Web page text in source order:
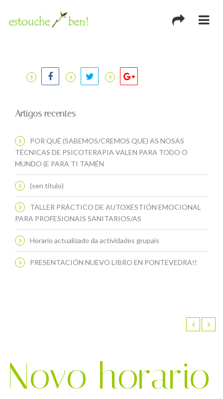
Artigos recentes
POR QUÉ (SABEMOS/CREMOS QUE) AS NOSAS
TÉCNICAS DE PSICOTERAPIA VALEN PARA TODO O
MUNDO (E PARA TI TAMÉN
(sen título)
TALLER PRÁCTICO DE AUTOXESTIÓN EMOCIONAL
PARA PROFESIONAIS SANITARIOS/AS
Horario actualizado da actividades grupais
PRESENTACIÓN NUEVO LIBRO EN PONTEVEDRA!!
Novo horario